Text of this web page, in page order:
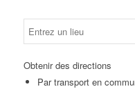
Obtenir des directions
Par transport en